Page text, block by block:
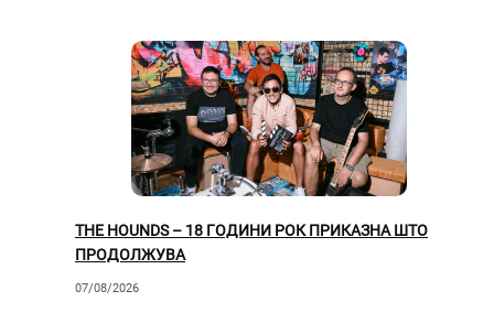
THE HOUNDS – 18 ГОДИНИ РОК ПРИКАЗНА ШТО
ПРОДОЛЖУВА
07/08/2026